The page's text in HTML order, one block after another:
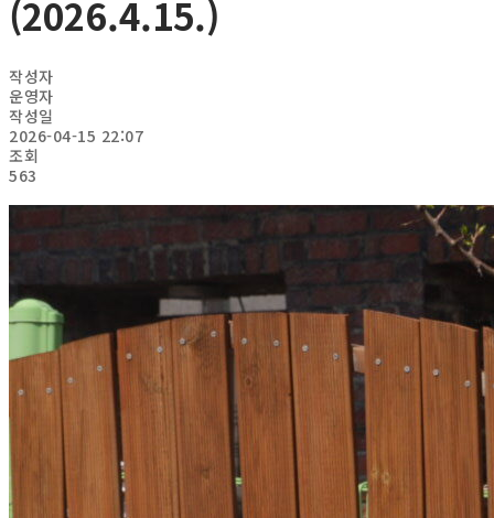
(2026.4.15.)
작성자
운영자
작성일
2026-04-15 22:07
조회
563